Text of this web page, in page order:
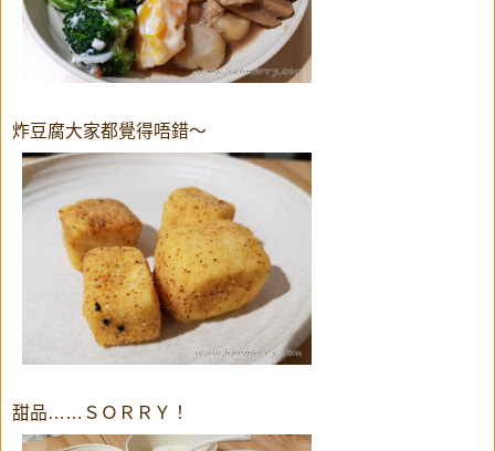
炸豆腐大家都覺得唔錯～
甜品……ＳＯＲＲＹ！